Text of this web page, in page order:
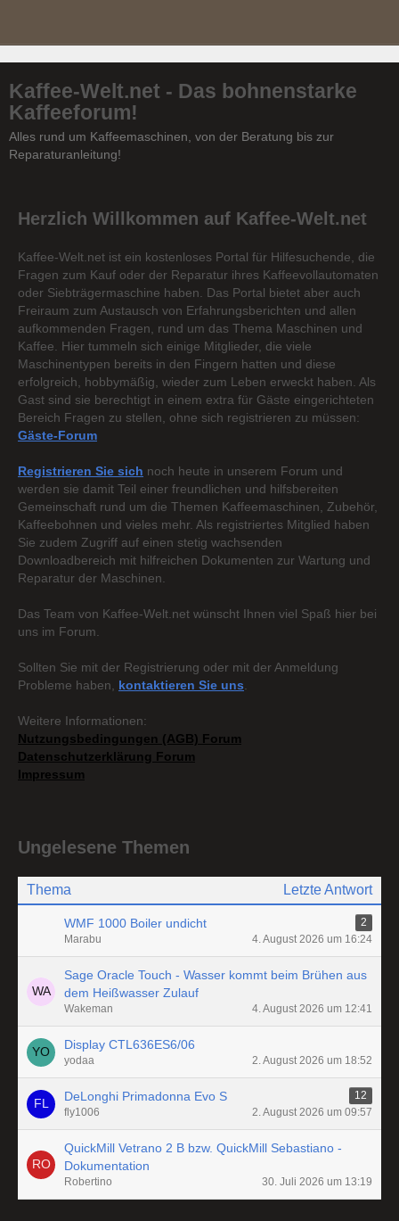
Kaffee-Welt.net - Das bohnenstarke
Kaffeeforum!
Alles rund um Kaffeemaschinen, von der Beratung bis zur
Reparaturanleitung!
Herzlich Willkommen auf Kaffee-Welt.net
Kaffee-Welt.net ist ein kostenloses Portal für Hilfesuchende, die
Fragen zum Kauf oder der Reparatur ihres Kaffeevollautomaten
oder Siebträgermaschine haben. Das Portal bietet aber auch
Freiraum zum Austausch von Erfahrungsberichten und allen
aufkommenden Fragen, rund um das Thema Maschinen und
Kaffee. Hier tummeln sich einige Mitglieder, die viele
Maschinentypen bereits in den Fingern hatten und diese
erfolgreich, hobbymäßig, wieder zum Leben erweckt haben. Als
Gast sind sie berechtigt in einem extra für Gäste eingerichteten
Bereich Fragen zu stellen, ohne sich registrieren zu müssen:
Gäste-Forum
Registrieren Sie sich noch heute in unserem Forum und
werden sie damit Teil einer freundlichen und hilfsbereiten
Gemeinschaft rund um die Themen Kaffeemaschinen, Zubehör,
Kaffeebohnen und vieles mehr. Als registriertes Mitglied haben
Sie zudem Zugriff auf einen stetig wachsenden
Downloadbereich mit hilfreichen Dokumenten zur Wartung und
Reparatur der Maschinen.
Das Team von Kaffee-Welt.net wünscht Ihnen viel Spaß hier bei
uns im Forum.
Sollten Sie mit der Registrierung oder mit der Anmeldung
Probleme haben, kontaktieren Sie uns
Weitere Informationen:
Nutzungsbedingungen (AGB) Forum
Datenschutzerklärung Forum
Impressum
Ungelesene Themen
Thema Letzte Antwort
WMF 1000 Boiler undicht
2
Marabu
4. August 2026 um 16:24
Sage Oracle Touch - Wasser kommt beim Brühen aus
dem Heißwasser Zulauf
Wakeman 4. August 2026 um 12:41
Display CTL636ES6/06
yodaa 2. August 2026 um 18:52
DeLonghi Primadonna Evo S
12
fly1006
2. August 2026 um 09:57
QuickMill Vetrano 2 B bzw. QuickMill Sebastiano -
Dokumentation
Robertino 30. Juli 2026 um 13:19